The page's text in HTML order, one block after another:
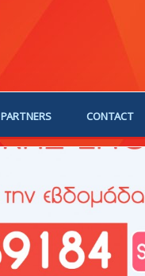
PARTNERS CONTACT